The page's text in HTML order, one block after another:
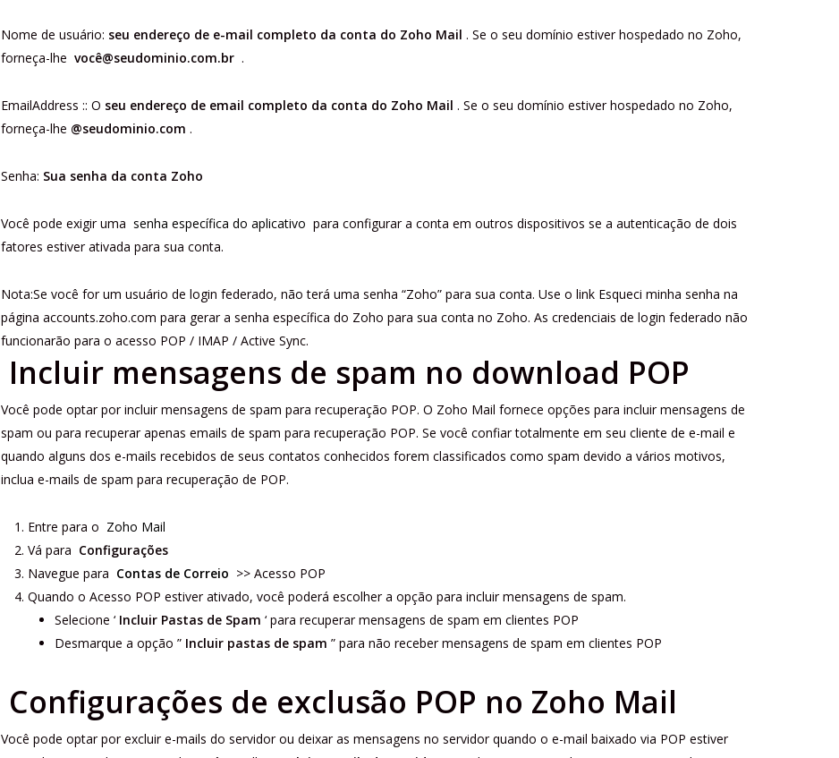
Nome de usuário: seu endereço de e-mail completo da conta do Zoho Mail . Se o seu domínio estiver hospedado no Zoho,
forneça-lhe você@seudominio.com.br.
EmailAddress :: O seu endereço de email completo da conta do Zoho Mail . Se o seu domínio estiver hospedado no Zoho,
forneça-lhe @seudominio.com .
Senha: Sua senha da conta Zoho
Você pode exigir uma senha específica do aplicativo para configurar a conta em outros dispositivos se a autenticação de dois
fatores estiver ativada para sua conta.
Nota:Se você for um usuário de login federado, não terá uma senha “Zoho” para sua conta. Use o link Esqueci minha senha na
página accounts.zoho.com para gerar a senha específica do Zoho para sua conta no Zoho. As credenciais de login federado não
funcionarão para o acesso POP / IMAP / Active Sync.
Incluir mensagens de spam no download POP
Você pode optar por incluir mensagens de spam para recuperação POP. O Zoho Mail fornece opções para incluir mensagens de
spam ou para recuperar apenas emails de spam para recuperação POP. Se você confiar totalmente em seu cliente de e-mail e
quando alguns dos e-mails recebidos de seus contatos conhecidos forem classificados como spam devido a vários motivos,
inclua e-mails de spam para recuperação de POP.
Entre para o Zoho Mail
Vá para Configurações
Navegue para Contas de Correio >> Acesso POP
Quando o Acesso POP estiver ativado, você poderá escolher a opção para incluir mensagens de spam.
Selecione ‘ Incluir Pastas de Spam ‘ para recuperar mensagens de spam em clientes POP
Desmarque a opção ” Incluir pastas de spam ” para não receber mensagens de spam em clientes POP
Configurações de exclusão POP no Zoho Mail
Você pode optar por excluir e-mails do servidor ou deixar as mensagens no servidor quando o e-mail baixado via POP estiver